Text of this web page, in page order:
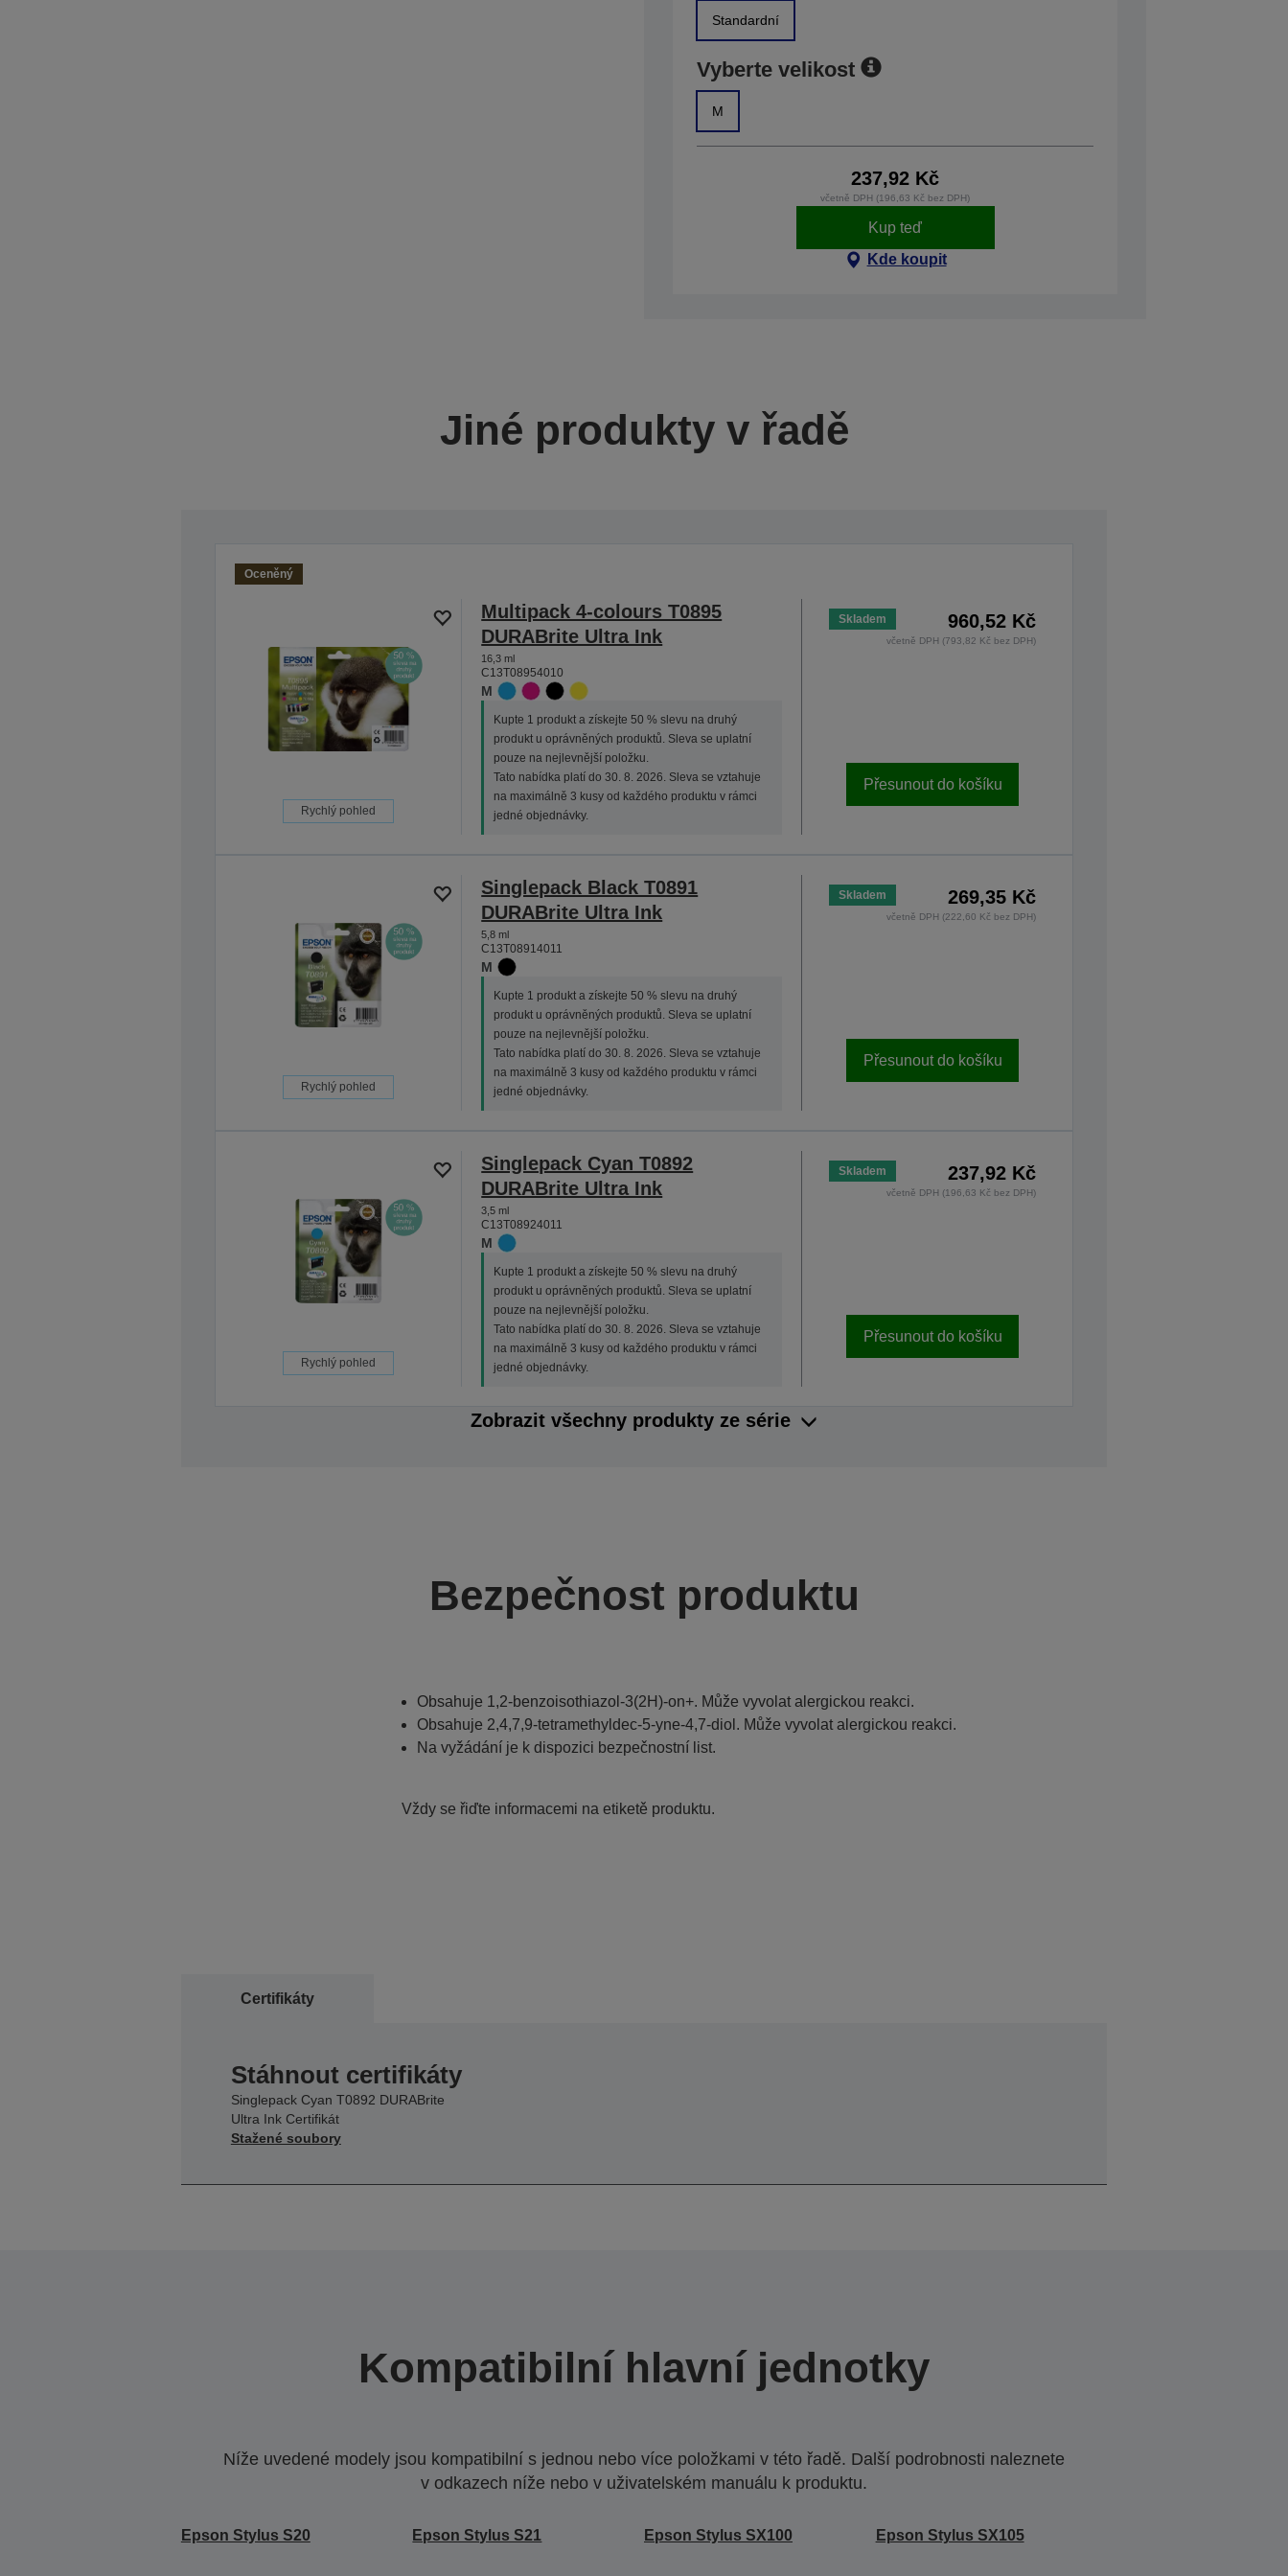
Standardní
Vyberte velikost
M
237,92 Kč
včetně DPH (196,63 Kč bez DPH)
Kup teď
Kde koupit
Jiné produkty v řadě
Oceněný
Rychlý pohled
Multipack 4-colours T0895
DURABrite Ultra Ink
16,3 ml
C13T08954010
M
Kupte 1 produkt a získejte 50 % slevu na druhý
produkt u oprávněných produktů. Sleva se uplatní
pouze na nejlevnější položku.
Tato nabídka platí do 30. 8. 2026. Sleva se vztahuje
na maximálně 3 kusy od každého produktu v rámci
jedné objednávky.
Skladem 960,52 Kč
včetně DPH (793,82 Kč bez DPH)
Přesunout do košíku
Rychlý pohled
Singlepack Black T0891
DURABrite Ultra Ink
5,8 ml
C13T08914011
M
Kupte 1 produkt a získejte 50 % slevu na druhý
produkt u oprávněných produktů. Sleva se uplatní
pouze na nejlevnější položku.
Tato nabídka platí do 30. 8. 2026. Sleva se vztahuje
na maximálně 3 kusy od každého produktu v rámci
jedné objednávky.
Skladem 269,35 Kč
včetně DPH (222,60 Kč bez DPH)
Přesunout do košíku
Rychlý pohled
Singlepack Cyan T0892
DURABrite Ultra Ink
3,5 ml
C13T08924011
M
Kupte 1 produkt a získejte 50 % slevu na druhý
produkt u oprávněných produktů. Sleva se uplatní
pouze na nejlevnější položku.
Tato nabídka platí do 30. 8. 2026. Sleva se vztahuje
na maximálně 3 kusy od každého produktu v rámci
jedné objednávky.
Skladem 237,92 Kč
včetně DPH (196,63 Kč bez DPH)
Přesunout do košíku
Zobrazit všechny produkty ze série
Bezpečnost produktu
Obsahuje 1,2-benzoisothiazol-3(2H)-on+. Může vyvolat alergickou reakci.
Obsahuje 2,4,7,9-tetramethyldec-5-yne-4,7-diol. Může vyvolat alergickou reakci.
Na vyžádání je k dispozici bezpečnostní list.
Vždy se řiďte informacemi na etiketě produktu.
Certifikáty
Stáhnout certifikáty
Singlepack Cyan T0892 DURABrite
Ultra Ink Certifikát
Stažené soubory
Kompatibilní hlavní jednotky
Níže uvedené modely jsou kompatibilní s jednou nebo více položkami v této řadě. Další podrobnosti naleznete
v odkazech níže nebo v uživatelském manuálu k produktu.
Epson Stylus S20 Epson Stylus S21 Epson Stylus SX100 Epson Stylus SX105